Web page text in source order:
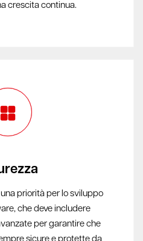
crescita continua.
priorità per lo sviluppo
che deve includere
per garantire che